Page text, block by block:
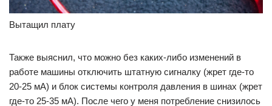
Вытащил плату
Также выяснил, что можно без каких-либо изменений в
работе машины отключить штатную сигналку (жрет где-то
20-25 мА) и блок системы контроля давления в шинах (жрет
где-то 25-35 мА). После чего у меня потребление снизилось